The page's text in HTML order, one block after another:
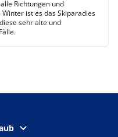
Richtungen und
ist es das Skiparadies
sehr alte und